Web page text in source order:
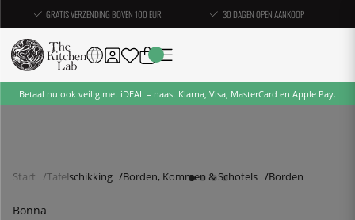
GRATIS VERZENDING BOVEN 100 EUR 30 DAGEN OPEN AANKOOP
Betaal nu ook veilig met iDEAL – naast Klarna, Visa, MasterCard en Apple Pay.
Start Tafelschikking Borden, Kommen & Schotels Borden
Bonna